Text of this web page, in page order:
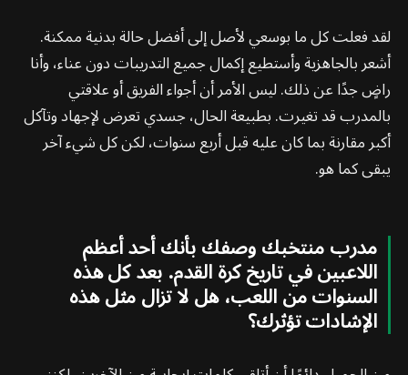
لقد فعلت كل ما بوسعي لأصل إلى أفضل حالة بدنية ممكنة.
أشعر بالجاهزية وأستطيع إكمال جميع التدريبات دون عناء، وأنا
راضٍ جدًا عن ذلك. ليس الأمر أن أجواء الفريق أو علاقتي
بالمدرب قد تغيرت. بطبيعة الحال، جسدي تعرض لإجهاد وتآكل
أكبر مقارنة بما كان عليه قبل أربع سنوات، لكن كل شيء آخر
يبقى كما هو.
مدرب منتخبك وصفك بأنك أحد أعظم
اللاعبين في تاريخ كرة القدم. بعد كل هذه
السنوات من اللعب، هل لا تزال مثل هذه
الإشادات تؤثرك؟